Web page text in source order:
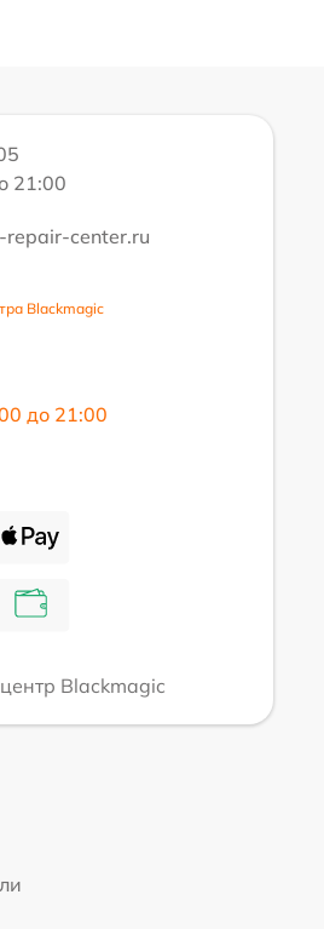
21:00
repair-center.ru
Blackmagic
до 21:00
Blackmagic